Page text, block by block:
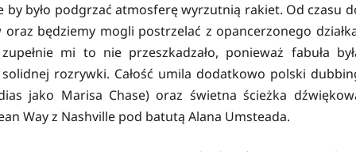
było podgrzać atmosferę wyrzutnią rakiet. Od czasu
będziemy mogli postrzelać z opancerzonego
mi to nie przeszkadzało, ponieważ fabuła
rozrywki. Całość umila dodatkowo polski
jako Marisa Chase) oraz świetna ścieżka
Way z Nashville pod batutą Alana Umsteada.